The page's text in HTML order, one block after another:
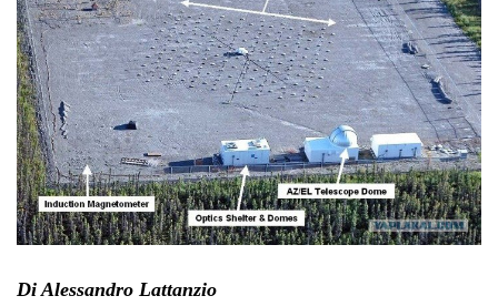
Di Alessandro Lattanzio